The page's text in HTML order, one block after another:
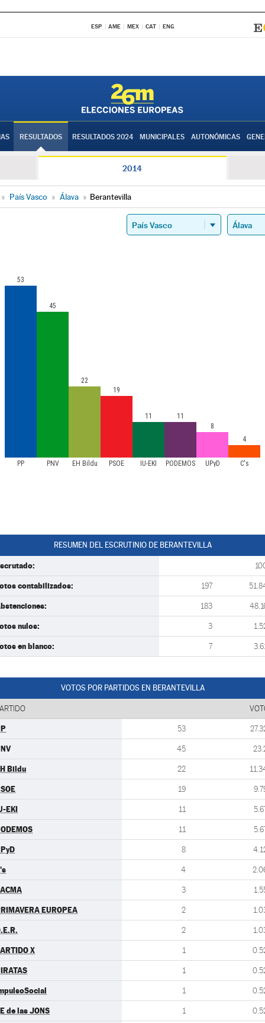
ESP AME MEX CAT ENG
RESULTADOS RESULTADOS 2024 MUNICIPALES AUTONÓMICAS
2014
» País Vasco » Álava » Berantevilla
PP PNV EH Bildu PSOE IU-EKI PODEMOS UPyD C's
53
45
22
19
11
11
8
4
RESUMEN DEL ESCRUTINIO DE BERANTEVILLA
contabilizados: 197
183
nulos: 3
en blanco: 7
VOTOS POR PARTIDOS EN BERANTEVILLA
53
45
Bildu 22
19
EKI 11
11
8
4
3
EUROPEA 2
2
X 1
1
1
de las JONS 1